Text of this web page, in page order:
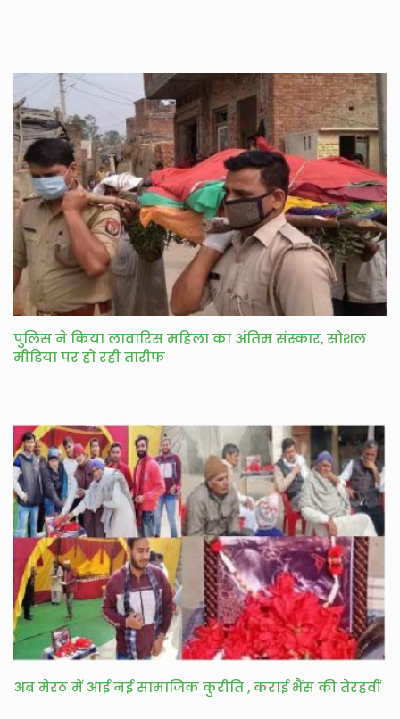
पुलिस ने किया लावारिस महिला का अंतिम संस्कार, सोशल
मीडिया पर हो रही तारीफ
अब मेरठ में आई नई सामाजिक कुरीति , कराई भैंस की तेरहवीं